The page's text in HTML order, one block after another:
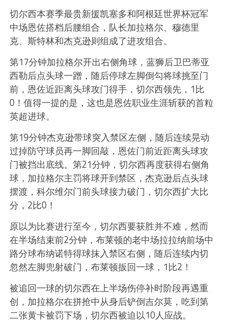
切尔西本赛季最贵新援凯塞多和阿根廷世界杯冠军
中场恩佐搭档后腰组合，队长加拉格尔、穆德里
克、斯特林和杰克逊则组成了进攻组合。
第17分钟加拉格尔开出右侧角球，蓝狮后卫巴蒂亚
西勒后点头球一蹭，随后停球左脚倒勾将球挑至门
前，恩佐近距离头球攻门得手，切尔西领先，1比
0！值得一提的是，这也是恩佐职业生涯斩获的首粒
英超进球。
第19分钟杰克逊带球突入禁区左侧，随后连续晃动
过掉防守球员再一脚回敲，恩佐门前近距离头球攻
门被挡出底线。第21分钟，切尔西再度获得右侧角
球，加拉格尔主罚将球开到禁区，杰克逊后点头球
摆渡，科尔维尔门前头球接力破门，切尔西扩大比
分，2比0！
原以为比赛进行至今，切尔西要获胜并不难，然而
在半场结束前2分钟，布莱顿的老中场拉拉纳前场中
路分球布纳诺特得球抹入禁区右侧，随后连续内切
忽然左脚兜射破门，布莱顿扳回一球，1比2！
被追回一球的切尔西在上半场伤停补时阶段再遇重
创，加拉格尔在拼抢中从身后铲倒吉尔莫，吃到第
二张黄卡被罚下场，切尔西被迫以10人应战。